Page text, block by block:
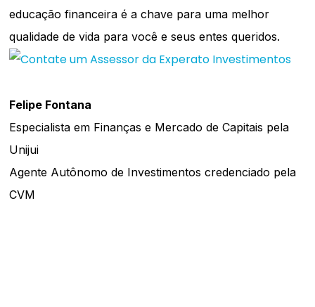
educação financeira é a chave para uma melhor
qualidade de vida para você e seus entes queridos.
Felipe Fontana
Especialista em Finanças e Mercado de Capitais pela
Unijui
Agente Autônomo de Investimentos credenciado pela
CVM